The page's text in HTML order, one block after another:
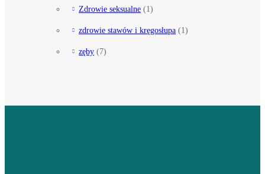
Zdrowie seksualne (1)
zdrowie stawów i kręgosłupa (1)
zęby (7)